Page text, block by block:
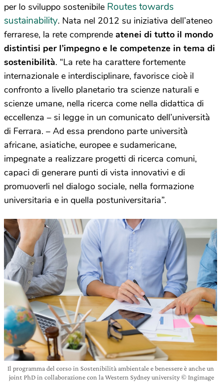
per lo sviluppo sostenibile Routes towards
sustainability. Nata nel 2012 su iniziativa dell’ateneo
ferrarese, la rete comprende atenei di tutto il mondo
distintisi per l’impegno e le competenze in tema di
sostenibilità. “La rete ha carattere fortemente
internazionale e interdisciplinare, favorisce cioè il
confronto a livello planetario tra scienze naturali e
scienze umane, nella ricerca come nella didattica di
eccellenza – si legge in un comunicato dell’università
di Ferrara. – Ad essa prendono parte università
africane, asiatiche, europee e sudamericane,
impegnate a realizzare progetti di ricerca comuni,
capaci di generare punti di vista innovativi e di
promuoverli nel dialogo sociale, nella formazione
universitaria e in quella postuniversitaria”.
Il programma del corso in Sostenibilità ambientale e benessere è anche un
joint PhD in collaborazione con la Western Sydney university © Ingimage